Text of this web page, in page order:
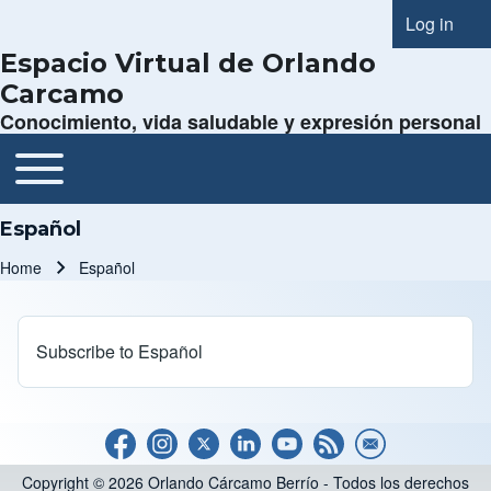
User
Log in
Espacio Virtual de Orlando
Carcamo
Conocimiento, vida saludable y expresión personal
Main navigation
Toggle main menu
Español
Home Español
Subscribe to Español
Copyright © 2026 Orlando Cárcamo Berrío - Todos los derechos